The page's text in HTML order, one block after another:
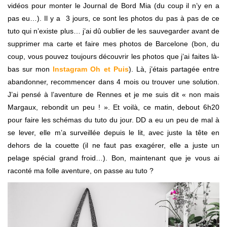
vidéos pour monter le Journal de Bord Mia (du coup il n’y en a
pas eu…). Il y a 3 jours, ce sont les photos du pas à pas de ce
tuto qui n’existe plus… j’ai dû oublier de les sauvegarder avant de
supprimer ma carte et faire mes photos de Barcelone (bon, du
coup, vous pouvez toujours découvrir les photos que j’ai faites là-
bas sur mon Instagram Oh et Puis). Là, j’étais partagée entre
abandonner, recommencer dans 4 mois ou trouver une solution.
J’ai pensé à l’aventure de Rennes et je me suis dit « non mais
Margaux, rebondit un peu ! ». Et voilà, ce matin, debout 6h20
pour faire les schémas du tuto du jour. DD a eu un peu de mal à
se lever, elle m’a surveillée depuis le lit, avec juste la tête en
dehors de la couette (il ne faut pas exagérer, elle a juste un
pelage spécial grand froid…). Bon, maintenant que je vous ai
raconté ma folle aventure, on passe au tuto ?